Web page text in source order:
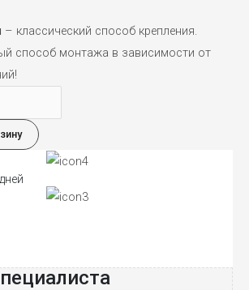
– классический способ крепления.
способ монтажа в зависимости от